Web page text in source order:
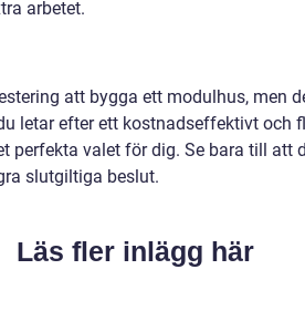
arbetet.
att bygga ett modulhus, men
letar efter ett kostnadseffektivt och
perfekta valet för dig. Se bara till att
slutgiltiga beslut.
Läs fler inlägg här